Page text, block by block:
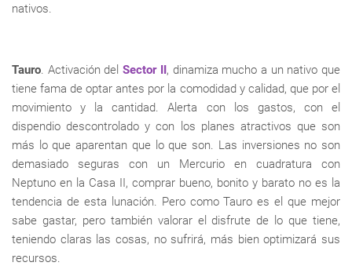
nativos.
Tauro . Activación delSector II, dinamiza mucho a un nativo que
tiene fama de optar antes por la comodidad y calidad, que por el
movimiento y la cantidad. Alerta con los gastos, con el
dispendio descontrolado y con los planes atractivos que son
más lo que aparentan que lo que son. Las inversiones no son
demasiado seguras con un Mercurio en cuadratura con
Neptuno en la Casa II, comprar bueno, bonito y barato no es la
tendencia de esta lunación. Pero como Tauro es el que mejor
sabe gastar, pero también valorar el disfrute de lo que tiene,
teniendo claras las cosas, no sufrirá, más bien optimizará sus
recursos.